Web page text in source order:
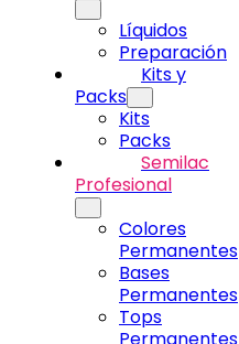
Líquidos
Preparación
Kits y
Packs
Kits
Packs
Semilac
Profesional
Colores
Permanentes
Bases
Permanentes
Tops